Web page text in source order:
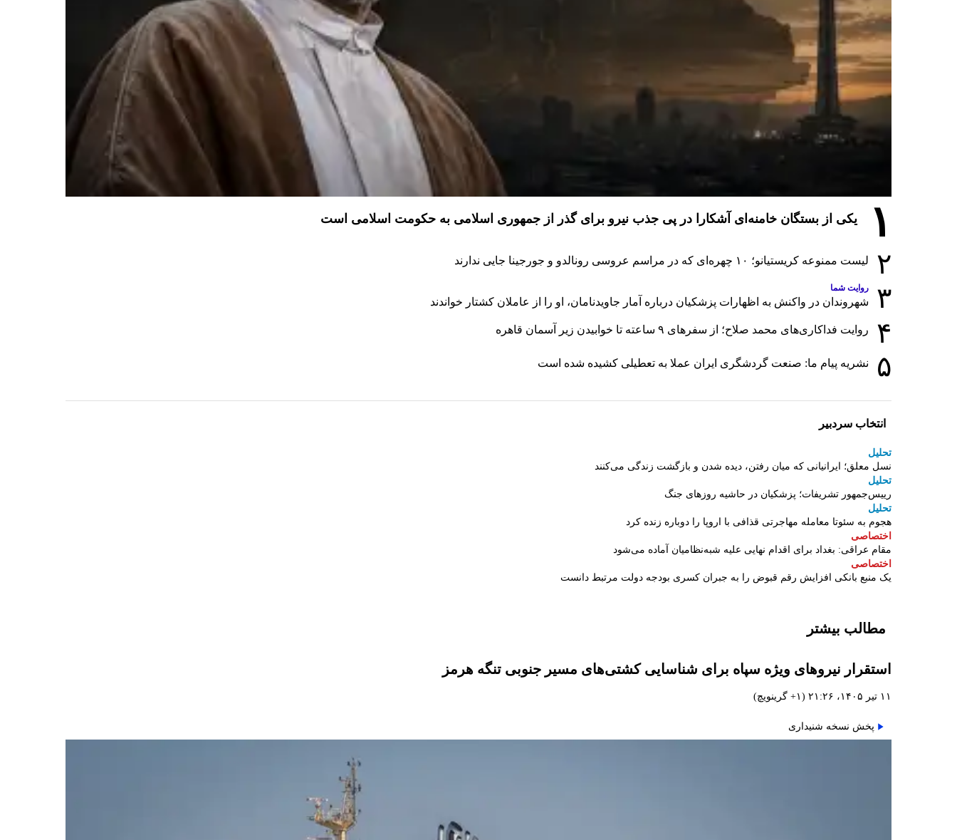
۱ یکی از بستگان خامنه‌ای آشکارا در پی جذب نیرو برای گذر از جمهوری اسلامی به حکومت اسلامی است
۲ لیست ممنوعه کریستیانو؛ ۱۰ چهره‌ای که در مراسم عروسی رونالدو و جورجینا جایی ندارند
۳ روایت شما
شهروندان در واکنش به اظهارات پزشکیان درباره آمار جاویدنامان، او را از عاملان کشتار خواندند
۴ روایت فداکاری‌های محمد صلاح؛ از سفرهای ۹ ساعته تا خوابیدن زیر آسمان قاهره
۵ نشریه پیام ما: صنعت گردشگری ایران عملا به تعطیلی کشیده شده است
انتخاب سردبیر
تحلیل
نسل معلق؛ ایرانیانی که میان رفتن، دیده شدن و بازگشت زندگی می‌کنند
تحلیل
رییس‌جمهور تشریفات؛ پزشکیان در حاشیه روزهای جنگ
تحلیل
هجوم به سئوتا معامله مهاجرتی قذافی با اروپا را دوباره زنده کرد
اختصاصی
مقام عراقی: بغداد برای اقدام نهایی علیه شبه‌نظامیان آماده می‌شود
اختصاصی
یک منبع بانکی افزایش رقم قبوض را به جبران کسری بودجه دولت مرتبط دانست
مطالب بیشتر
استقرار نیروهای ویژه سپاه برای شناسایی کشتی‌های مسیر جنوبی تنگه هرمز
۱۱ تیر ۱۴۰۵، ۲۱:۲۶ (‎+۱ گرینویچ)
پخش نسخه شنیداری